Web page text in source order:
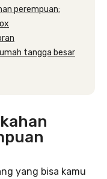
perempuan:
tangga besar
yang bisa kamu